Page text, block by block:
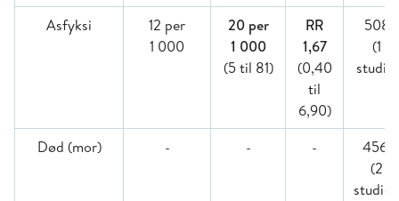
Asfyksi
12 per
1 000
20 per
1 000
(5 til 81)
RR
1,67
(0,40
til
6,90)
508
(1
studie)
Død (mor) - - -
4561
(2